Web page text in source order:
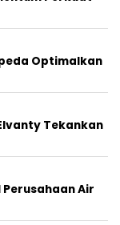
Optimalkan
Tekankan
Perusahaan Air